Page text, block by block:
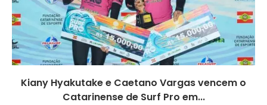
Kiany Hyakutake e Caetano Vargas vencem o
Catarinense de Surf Pro em...